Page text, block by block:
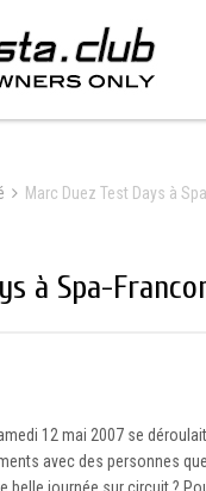
Marc Duez Test Days à
à Spa-
12 mai 2007 se
avec des personnes
belle journée sur circuit ?